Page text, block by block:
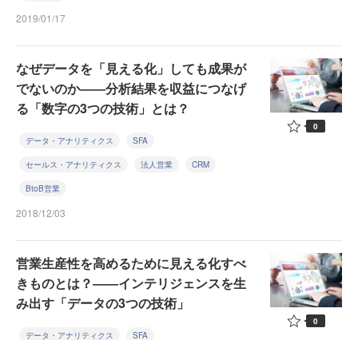
2019/01/17
なぜデータを「見える化」しても成果が
でないのか――分析結果を収益につなげ
る「数字の3つの技術」とは？
データ・アナリティクス SFA
セールス・アナリティクス 法人営業 CRM
BtoB営業
2018/12/03
0
営業生産性を高めるために見える化すべ
きものとは？――インテリジェンスを生
み出す「データの3つの技術」
データ・アナリティクス SFA
0